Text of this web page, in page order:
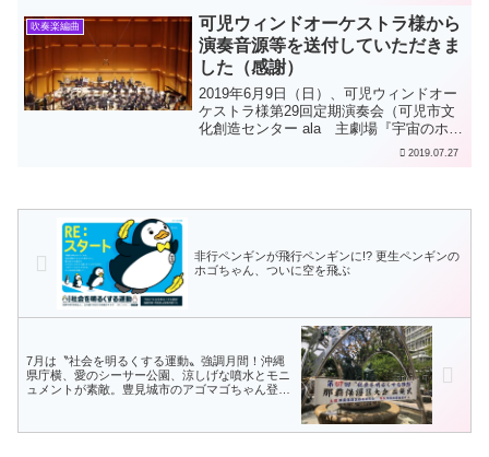
るほかセンセーショナルな台詞を含んだ
原典版はロシアで初演され...
吹奏楽編曲
可児ウィンドオーケストラ様から
演奏音源等を送付していただきま
した（感謝）
2019年6月9日（日）、可児ウィンドオー
ケストラ様第29回定期演奏会（可児市文
化創造センター ala 主劇場『宇宙のホー
ル』、13:30開場 14:00開演、入場無料）
2019.07.27
非行ペンギンが飛行ペンギンに!? 更生ペンギンの
ホゴちゃん、ついに空を飛ぶ
7月は〝社会を明るくする運動〟強調月間！沖縄
県庁横、愛のシーサー公園、涼しげな噴水とモニ
ュメントが素敵。豊見城市のアゴマゴちゃん登